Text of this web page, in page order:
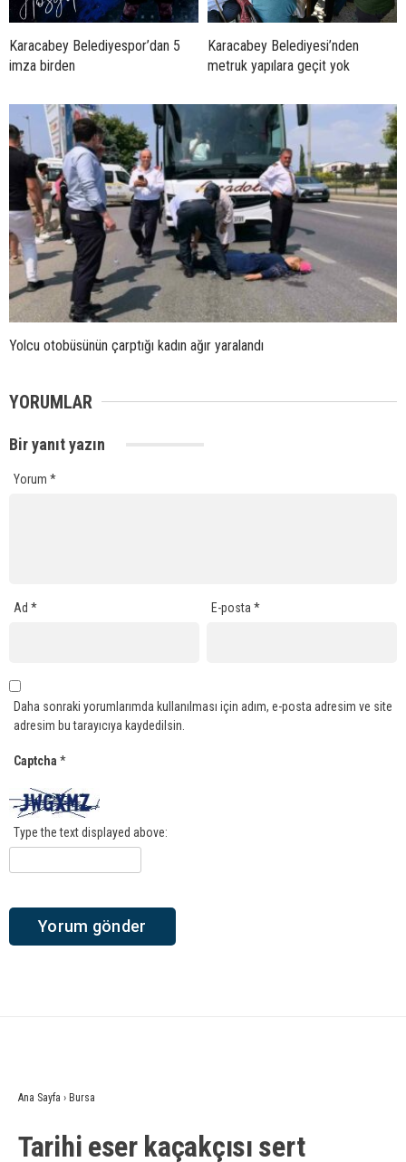
Karacabey Belediyespor’dan 5
imza birden
Karacabey Belediyesi’nden
metruk yapılara geçit yok
Yolcu otobüsünün çarptığı kadın ağır yaralandı
YORUMLAR
Bir yanıt yazın
Yorum *
Ad * E-posta*
Daha sonraki yorumlarımda kullanılması için adım, e-posta adresim ve site
adresim bu tarayıcıya kaydedilsin.
Captcha *
Type the text displayed above:
Ana Sayfa › Bursa
Tarihi eser kaçakçısı sert